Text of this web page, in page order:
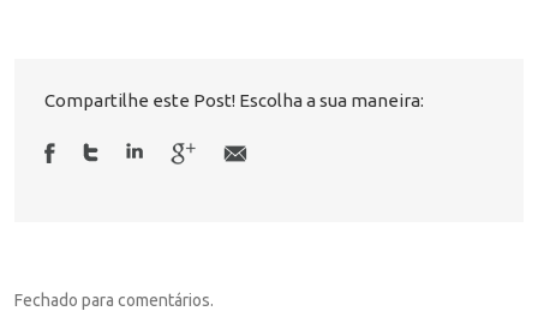
Compartilhe este Post! Escolha a sua maneira:
Fechado para comentários.